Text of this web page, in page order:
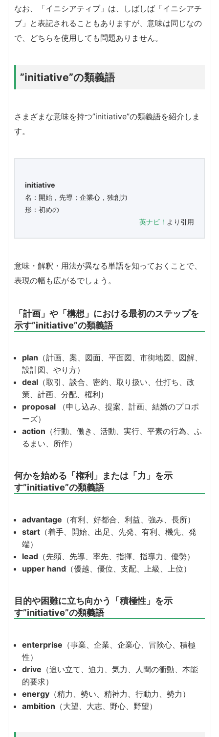
なお、「イニシアティブ」は、しばしば「イニシアチ
ブ」と表記されることもありますが、意味は同じなの
で、どちらを使用しても問題ありません。
”initiative”の類義語
さまざまな意味を持つ”initiative”の類義語を紹介しま
す。
initiative
名：開始，先導；企業心，独創力
形：初めの
英ナビ！ より引用
意味・解釈・用法が異なる単語を知っておくことで、
表現の幅も広がるでしょう。
「計画」や「構想」における最初のステップを
示す”initiative”の類義語
plan （計画、案、図面、平面図、市街地図、図解、
設計図、やり方）
deal （取引、談合、密約、取り扱い、仕打ち、政
策、計画、分配、権利）
proposal （申し込み、提案、計画、結婚のプロポ
ーズ）
action （行動、働き、活動、実行、平素の行為、ふ
るまい、所作）
何かを始める「権利」または「力」を示
す”initiative”の類義語
advantage （有利、好都合、利益、強み、長所）
start （着手、開始、出足、先発、有利、機先、発
端）
lead （先頭、先導、率先、指揮、指導力、優勢）
upper hand （優越、優位、支配、上級、上位）
目的や困難に立ち向かう「積極性」を示
す”initiative”の類義語
enterprise （事業、企業、企業心、冒険心、積極
性）
drive （追い立て、迫力、気力、人間の衝動、本能
的要求）
energy （精力、勢い、精神力、行動力、勢力）
ambition （大望、大志、野心、野望）